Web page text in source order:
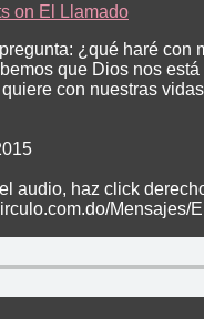
on El Llamado
¿qué haré con
que Dios nos
con nuestras
audio, haz click
Mensajes/